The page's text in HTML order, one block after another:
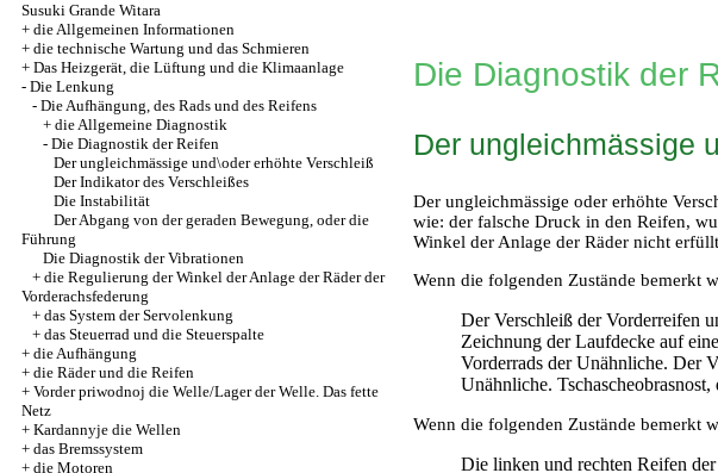
Susuki Grande Witara
+ die Allgemeinen Informationen
+ die technische Wartung und das Schmieren
+ Das Heizgerät, die Lüftung und die Klimaanlage
- Die Lenkung
- Die Aufhängung, des Rads und des Reifens
+ die Allgemeine Diagnostik
- Die Diagnostik der Reifen
Der ungleichmässige und\oder erhöhte Verschleiß
Der Indikator des Verschleißes
Die Instabilität
Der Abgang von der geraden Bewegung, oder die
Führung
Die Diagnostik der Vibrationen
+ die Regulierung der Winkel der Anlage der Räder der
Vorderachsfederung
+ das System der Servolenkung
+ das Steuerrad und die Steuerspalte
+ die Aufhängung
+ die Räder und die Reifen
+ Vorder priwodnoj die Welle/Lager der Welle. Das fette
Netz
+ Kardannyje die Wellen
+ das Bremssystem
+ die Motoren
Die Diagnostik der
Der ungleichmässige
Der ungleichmässige oder erhöhte
wie: der falsche Druck in den Reifen,
Winkel der Anlage der Räder nicht
Wenn die folgenden Zustände bemerkt
Der Verschleiß der Vorderreifen
Zeichnung der Laufdecke auf
Vorderrads der Unähnliche. Der
Unähnliche.
Wenn die folgenden Zustände bemerkt
Die linken und rechten Reifen